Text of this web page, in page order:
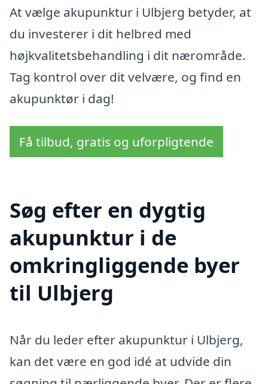
At vælge akupunktur i Ulbjerg betyder, at
du investerer i dit helbred med
højkvalitetsbehandling i dit nærområde.
Tag kontrol over dit velvære, og find en
akupunktør i dag!
Få tilbud, gratis og uforpligtende
Søg efter en dygtig
akupunktur i de
omkringliggende byer
til Ulbjerg
Når du leder efter akupunktur i Ulbjerg,
kan det være en god idé at udvide din